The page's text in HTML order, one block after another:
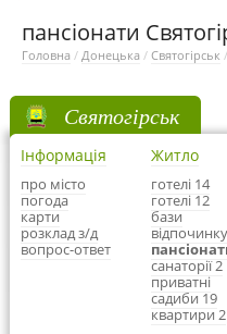
пансіонати
Головна / Донецька / Святогірськ /
Святогірськ
Інформація
про місто
погода
карти
розклад з/д
вопрос-ответ
Житло
готелі 14
готелі 12
бази
санаторії 2
приватні
садиби 19
квартири 2